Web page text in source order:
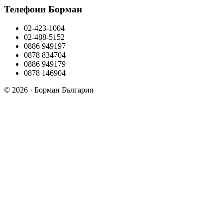
Телефони Борман
02-423-1004
02-488-5152
0886 949197
0878 834704
0886 949179
0878 146904
© 2026 · Борман България